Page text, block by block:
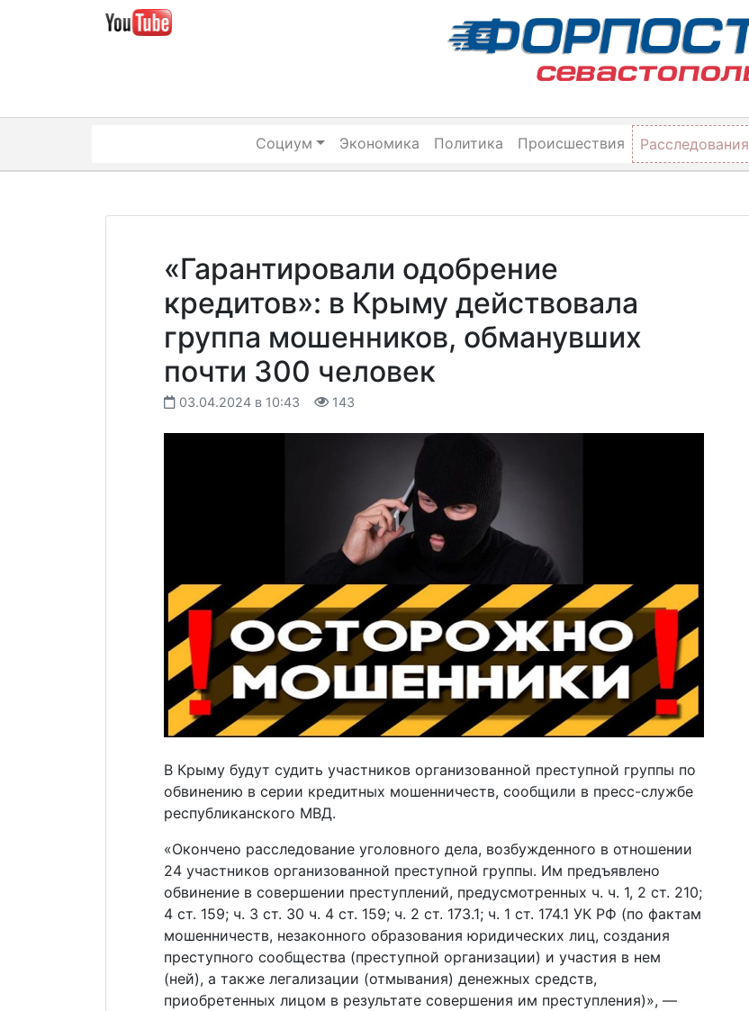
Социум Экономика Политика Происшествия Расследования
«Гарантировали одобрение
кредитов»: в Крыму действовала
группа мошенников, обманувших
почти 300 человек
03.04.2024 в 10:43 143
В Крыму будут судить участников организованной преступной группы по
обвинению в серии кредитных мошенничеств, сообщили в пресс-службе
республиканского МВД.
«Окончено расследование уголовного дела, возбужденного в отношении
24 участников организованной преступной группы. Им предъявлено
обвинение в совершении преступлений, предусмотренных ч. ч. 1, 2 ст. 210;
4 ст. 159; ч. 3 ст. 30 ч. 4 ст. 159; ч. 2 ст. 173.1; ч. 1 ст. 174.1 УК РФ (по фактам
мошенничеств, незаконного образования юридических лиц, создания
преступного сообщества (преступной организации) и участия в нем
(ней), а также легализации (отмывания) денежных средств,
приобретенных лицом в результате совершения им преступления)», —